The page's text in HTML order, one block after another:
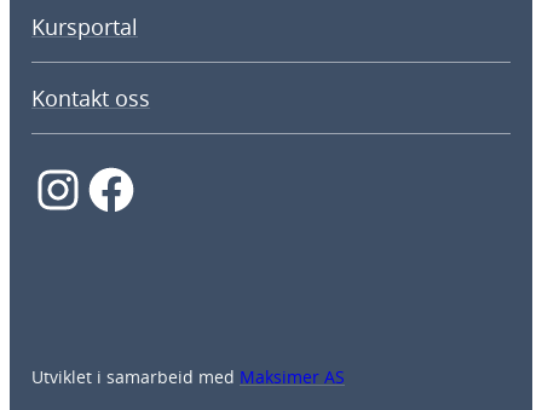
Kursportal
Kontakt oss
InstagramFacebook
Utviklet i samarbeid med Maksimer AS